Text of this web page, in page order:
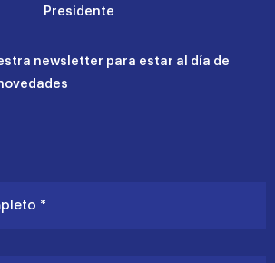
Presidente
newsletter para estar al día de